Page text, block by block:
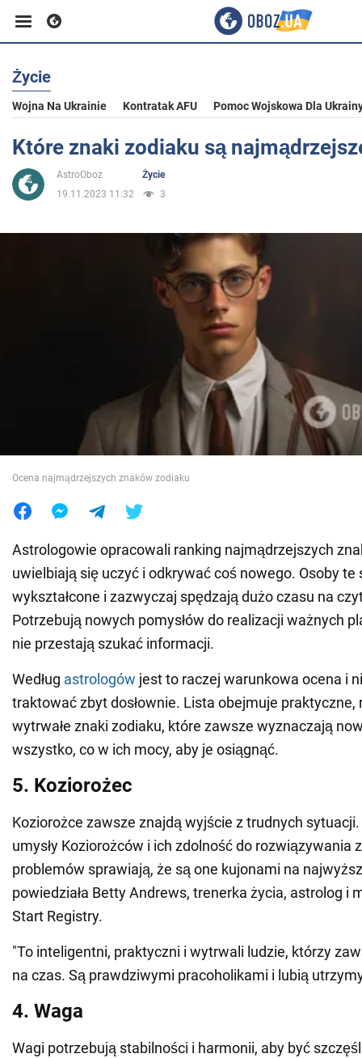
Biznes
Sport
Rozrywka
Wojna na Ukrainie
Świat
Jedzenie
Życie
Wojna Na Ukrainie Kontratak AFU Pomoc Wojskowa Dla
Które znaki zodiaku są
AstroOboz
Życie
19.11.2023 11:32
3
Ocena najmądrzejszych znaków zodiaku
Astrologowie opracowali ranking najmądrzejszych
uwielbiają się uczyć i odkrywać coś nowego. Osoby te
wykształcone i zazwyczaj spędzają dużo czasu na
Potrzebują nowych pomysłów do realizacji ważnych
nie przestają szukać informacji.
Według astrologów jest to raczej warunkowa ocena i
traktować zbyt dosłownie. Lista obejmuje praktyczne,
wytrwałe znaki zodiaku, które zawsze wyznaczają
wszystko, co w ich mocy, aby je osiągnąć.
5. Koziorożec
Koziorożce zawsze znajdą wyjście z trudnych
umysły Koziorożców i ich zdolność do rozwiązywania
problemów sprawiają, że są one kujonami na
powiedziała Betty Andrews, trenerka życia, astrolog i
Start Registry.
"To inteligentni, praktyczni i wytrwali ludzie, którzy
na czas. Są prawdziwymi pracoholikami i lubią
4. Waga
Wagi potrzebują stabilności i harmonii, aby być